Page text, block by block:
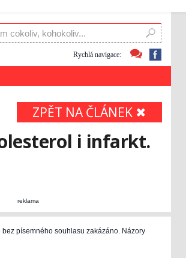
Rychlá navigace:
ZPĚT NA ČLÁNEK ✖
i infarkt.
reklama
písemného souhlasu zakázáno. Názory